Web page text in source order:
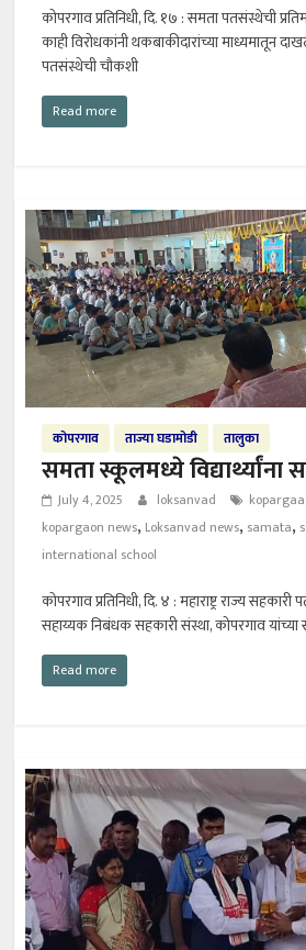
कोपरगाव प्रतिनिधी, दि. १७ : समता पतसंस्थेची
काही विरोधकांनी थकबाकीदारांच्या माध्यमातून
पतसंस्थेची चौकशी
Read more
कोपरगाव ताज्या घडामोडी तालुका
समता स्कूलमध्ये
July 4, 2025 loksanvad
kopargaon news, Loksanvad news, samata,
international school
कोपरगाव प्रतिनिधी, दि. ४ : महाराष्ट्र राज्य
सहाय्यक निबंधक सहकारी संस्था, कोपरगाव यांच्या
Read more